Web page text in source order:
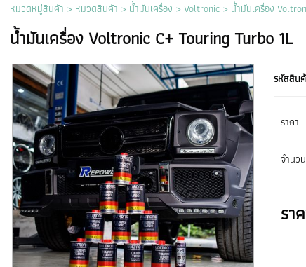
หมวดหมู่สินค้า > หมวดสินค้า > น้ำมันเครื่อง >Voltronic> น้ำมันเครื่อง
น้ำมันเครื่อง Voltronic C+ Touring Turbo 1L
รหัสสิน
ราคา
จำนว
รา